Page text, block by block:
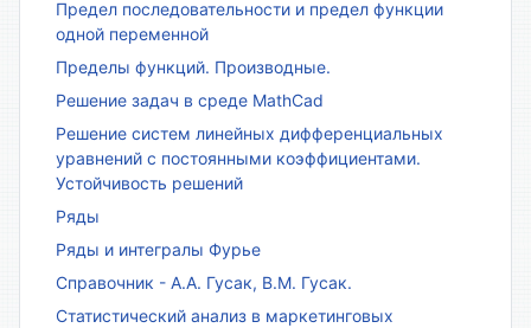
Предел последовательности и предел функции
одной переменной
Пределы функций. Производные.
Решение задач в среде MathCad
Решение систем линейных дифференциальных
уравнений с постоянными коэффициентами.
Устойчивость решений
Ряды
Ряды и интегралы Фурье
Справочник - А.А. Гусак, В.М. Гусак.
Статистический анализ в маркетинговых